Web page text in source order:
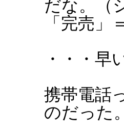
だな。（
「完売
・・・早
携帯電話
のだった。